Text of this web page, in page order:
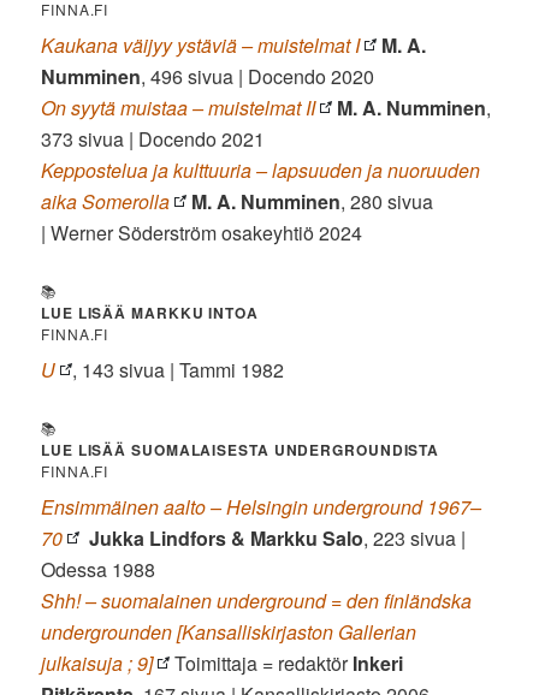
FINNA.FI
Kaukana väijyy ystäviä – muistelmat I
M. A.
Numminen, 496 sivua | Docendo 2020
On syytä muistaa – muistelmat II
M. A. Numminen,
373 sivua | Docendo 2021
Keppostelua ja kulttuuria – lapsuuden ja nuoruuden
aika Somerolla
M. A. Numminen, 280 sivua
| Werner Söderström osakeyhtiö 2024
📚
LUE LISÄÄ MARKKU INTOA
FINNA.FI
U , 143 sivua | Tammi 1982
📚
LUE LISÄÄ SUOMALAISESTA UNDERGROUNDISTA
FINNA.FI
Ensimmäinen aalto – Helsingin underground 1967–
70
Jukka Lindfors & Markku Salo, 223 sivua |
Odessa 1988
Shh! – suomalainen underground = den finländska
undergrounden [Kansalliskirjaston Gallerian
julkaisuja ; 9]
Toimittaja = redaktörInkeri